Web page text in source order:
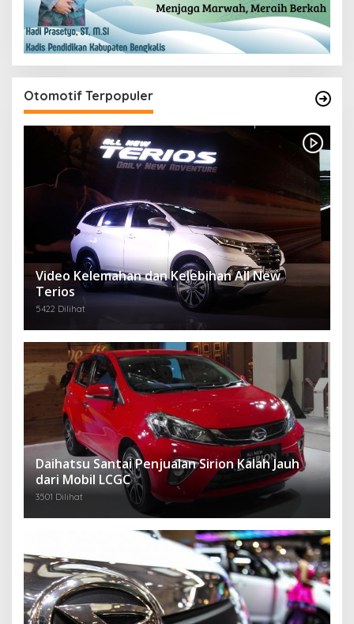
Otomotif Terpopuler
Video Kelemahan dan Kelebihan All New
Terios
5422 Dilihat
Daihatsu Santai Penjualan Sirion Kalah Jauh
dari Mobil LCGC
3501 Dilihat